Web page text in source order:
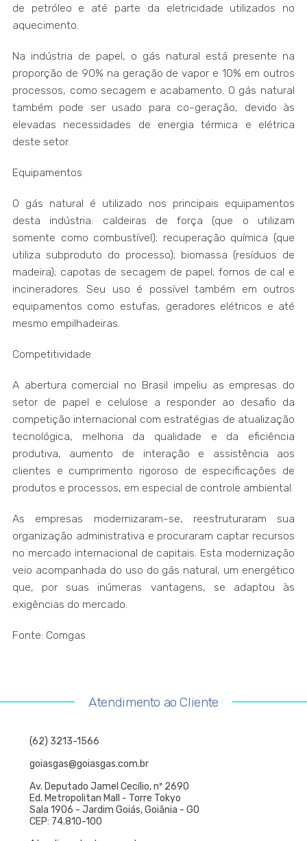
de petróleo e até parte da eletricidade utilizados no
aquecimento.
Na indústria de papel, o gás natural está presente na
proporção de 90% na geração de vapor e 10% em outros
processos, como secagem e acabamento. O gás natural
também pode ser usado para co-geração, devido às
elevadas necessidades de energia térmica e elétrica
deste setor.
Equipamentos
O gás natural é utilizado nos principais equipamentos
desta indústria: caldeiras de força (que o utilizam
somente como combustível); recuperação química (que
utiliza subproduto do processo); biomassa (resíduos de
madeira); capotas de secagem de papel; fornos de cal e
incineradores. Seu uso é possível também em outros
equipamentos como estufas, geradores elétricos e até
mesmo empilhadeiras.
Competitividade
A abertura comercial no Brasil impeliu as empresas do
setor de papel e celulose a responder ao desafio da
competição internacional com estratégias de atualização
tecnológica, melhoria da qualidade e da eficiência
produtiva, aumento de interação e assistência aos
clientes e cumprimento rigoroso de especificações de
produtos e processos, em especial de controle ambiental.
As empresas modernizaram-se, reestruturaram sua
organização administrativa e procuraram captar recursos
no mercado internacional de capitais. Esta modernização
veio acompanhada do uso do gás natural, um energético
que, por suas inúmeras vantagens, se adaptou às
exigências do mercado.
Fonte: Comgas
Atendimento ao Cliente
(62) 3213-1566
goiasgas@goiasgas.com.br
Av. Deputado Jamel Cecílio, nº 2690
Ed. Metropolitan Mall - Torre Tokyo
Sala 1906 - Jardim Goiás, Goiânia - GO
CEP: 74.810-100